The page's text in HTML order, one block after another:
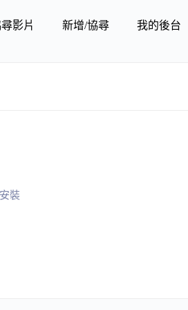
影片 新增/協尋 我的後台
裝